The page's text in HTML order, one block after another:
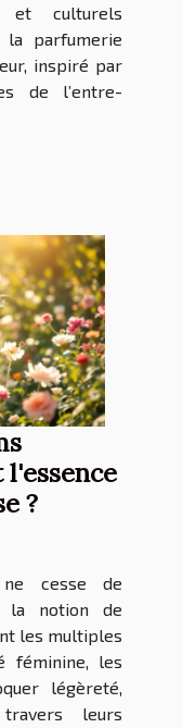
et culturels
la parfumerie
inspiré par
de l’entre-
?
cesse de
la notion de
les multiples
féminine, les
légèreté,
leurs